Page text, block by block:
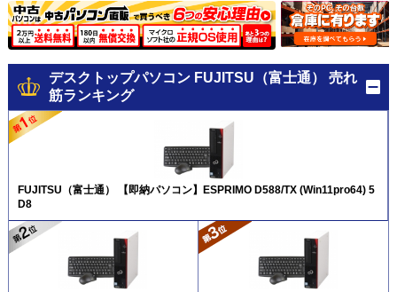
デスクトップパソコン FUJITSU（富士通） 売れ
筋ランキング
FUJITSU（富士通） 【即納パソコン】ESPRIMO D588/TX (Win11pro64) 5
D8